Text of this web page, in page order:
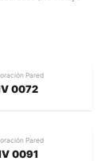
Pared
0072
Pared
0091